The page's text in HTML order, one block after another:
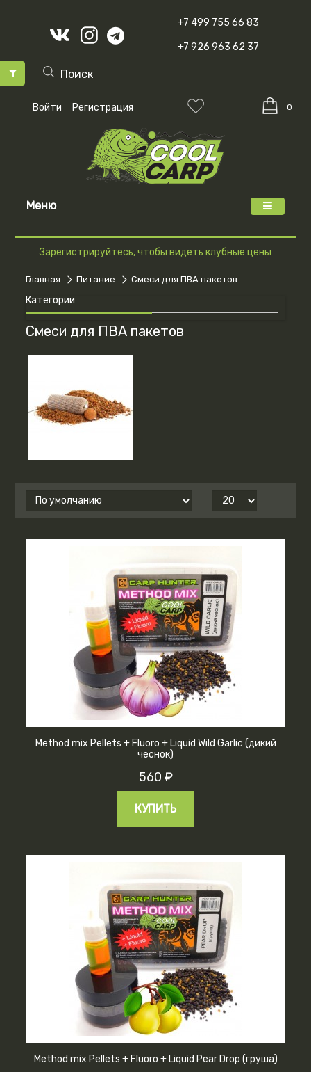
+7 499 755 66 83
+7 926 963 62 37
Войти Регистрация 0
Меню
Зарегистрируйтесь, чтобы видеть клубные цены
Главная Питание Смеси для ПВА пакетов
Категории
Смеси для ПВА пакетов
Method mix Pellets + Fluoro + Liquid Wild Garlic (дикий
чеснок)
560 ₽
КУПИТЬ
Method mix Pellets + Fluoro + Liquid Pear Drop (груша)